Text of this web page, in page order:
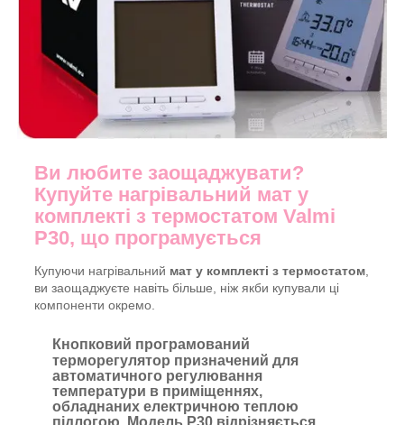
Ви любите заощаджувати?
Купуйте нагрівальний мат у
комплекті з термостатом Valmi
P30, що програмується
Купуючи нагрівальний мат у комплекті з термостатом
ви заощаджуєте навіть більше, ніж якби купували ці
компоненти окремо.
Кнопковий програмований
терморегулятор призначений для
автоматичного регулювання
температури в приміщеннях,
обладнаних електричною теплою
підлогою. Модель P30 відрізняється